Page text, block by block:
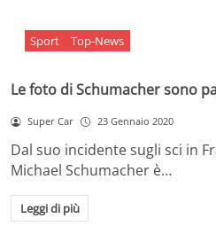
Sport Top-News
Le foto di Schumacher sono
Super Car 23 Gennaio 2020
Dal suo incidente sugli sci in
Michael Schumacher è…
Leggi di più